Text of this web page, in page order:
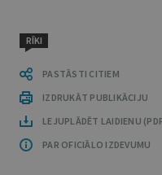
RĪKI
PASTĀSTI CITIEM
IZDRUKĀT PUBLIKĀCIJU
LEJUPLĀDĒT LAIDIENU
PAR OFICIĀLO IZDEVUMU